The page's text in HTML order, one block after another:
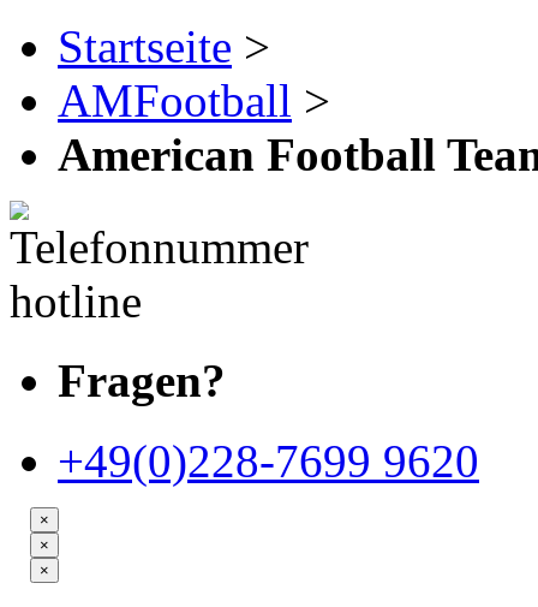
Startseite >
AMFootball >
American Football
Fragen?
+49(0)228-7699 9620
×
×
×